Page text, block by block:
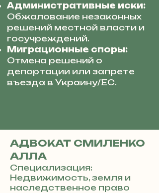
Административные иски:
Обжалование незаконных
решений местной власти и
госучреждений.
Миграционные споры:
Отмена решений о
депортации или запрете
въезда в Украину/ЕС.
АДВОКАТ СМИЛЕНКО
АЛЛА
Специализация:
Недвижимость, земля и
наследственное право